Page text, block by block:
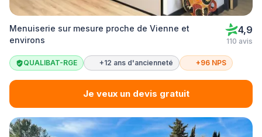
Menuiserie sur mesure proche de Vienne et
environs
4,9
110 avis
QUALIBAT-RGE +12 ans d'ancienneté +96 NPS
Je veux un devis gratuit